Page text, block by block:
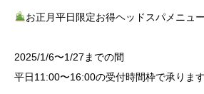
お正月平日限定お得ヘッドスパメニュー
2025/1/6〜1/27までの間
平日11:00〜16:00の受付時間枠で承ります